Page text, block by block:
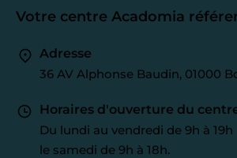
Votre centre Acadomia
Adresse
36 AV Alphonse Baudin, 01000
Horaires d'ouverture du
Du lundi au vendredi de 9h à 19h
le samedi de 9h à 18h.